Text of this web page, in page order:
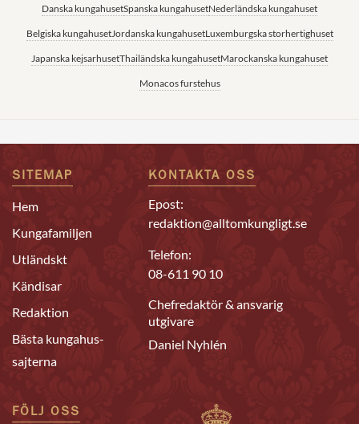
Danska kungahusetSpanska kungahusetNederländska kungahuset
Belgiska kungahusetJordanska kungahusetLuxemburgska storhertighuset
Japanska kejsarhusetThailändska kungahusetMarockanska kungahuset
Monacos furstehus
SITEMAP
Hem
Kungafamiljen
Utländskt
Kändisar
Redaktion
Bästa kungahus-
sajterna
KONTAKTA OSS
Epost:
redaktion@alltomkungligt.se
Telefon:
08-611 90 10
Chefredaktör & ansvarig
utgivare
Daniel Nyhlén
FÖLJ OSS